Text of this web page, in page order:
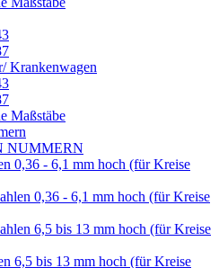
Krankenwagen
Maßstäbe
NUMMERN
0,36 - 6,1 mm hoch (für Kreise
0,36 - 6,1 mm hoch (für Kreise
6,5 bis 13 mm hoch (für Kreise
6,5 bis 13 mm hoch (für Kreise